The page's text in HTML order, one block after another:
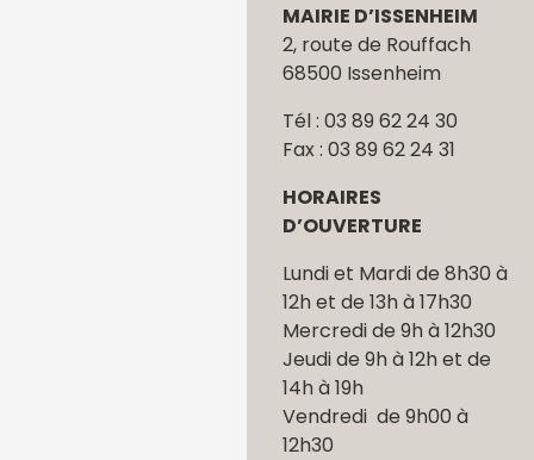
MAIRIE D’ISSENHEIM
2, route de Rouffach
68500 Issenheim
Tél : 03 89 62 24 30
Fax : 03 89 62 24 31
HORAIRES
D’OUVERTURE
Lundi et Mardi de 8h30 à
12h et de 13h à 17h30
Mercredi de 9h à 12h30
Jeudi de 9h à 12h et de
14h à 19h
Vendredi de 9h00 à
12h30